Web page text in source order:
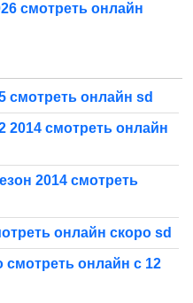
смотреть онлайн
смотреть онлайн sd
2014 смотреть онлайн
2014 смотреть
онлайн скоро sd
смотреть онлайн с 12